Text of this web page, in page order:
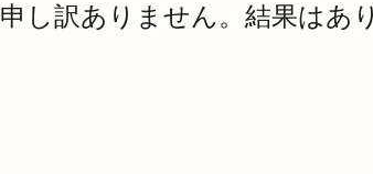
申し訳ありません。結果はあ